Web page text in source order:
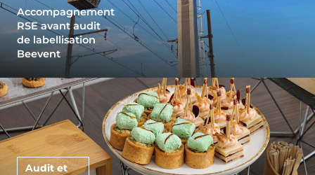
Accompagnement
RSE avant audit
de labellisation
Beevent
Audit et